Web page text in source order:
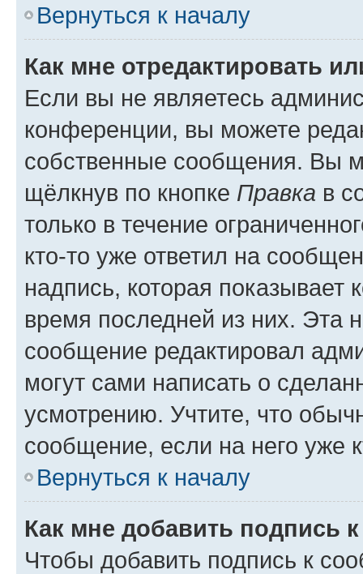
Вернуться к началу
Как мне отредактировать
Если вы не являетесь
конференции, вы можете
собственные сообщения. Вы
щёлкнув по кнопке Правка в
только в течение
кто-то уже ответил на
надпись, которая показывает
время последней из них. Эта
сообщение редактировал
могут сами написать о
усмотрению. Учтите, что
сообщение, если на него уже
Вернуться к началу
Как мне добавить подпись
Чтобы добавить подпись к